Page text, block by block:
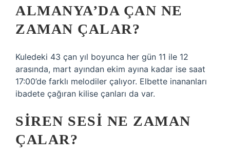
ALMANYA’DA ÇAN NE
ZAMAN ÇALAR?
Kuledeki 43 çan yıl boyunca her gün 11 ile 12
arasında, mart ayından ekim ayına kadar ise saat
17:00’de farklı melodiler çalıyor. Elbette inananları
ibadete çağıran kilise çanları da var.
SIREN SESI NE ZAMAN
ÇALAR?